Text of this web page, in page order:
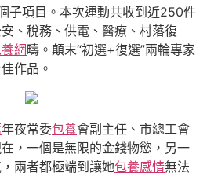
子項目。本次運動共收到近250件
、稅務、供電、醫療、村落復
網疇。顛末“初選+復選”兩輪專家
作品。
年夜常委包養會副主任、市總工會
，一個是無限的金錢物慾，另一
兩者都極端到讓她包養感情無法